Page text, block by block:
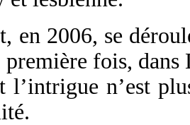
en 2006, se
fois, dans
l’intrigue n’est